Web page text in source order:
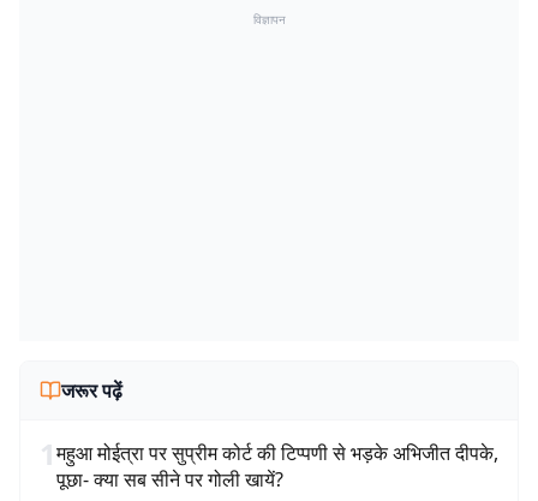
विज्ञापन
जरूर पढ़ें
1महुआ मोईत्रा पर सुप्रीम कोर्ट की टिप्पणी से भड़के अभिजीत दीपके,
पूछा- क्या सब सीने पर गोली खायें?